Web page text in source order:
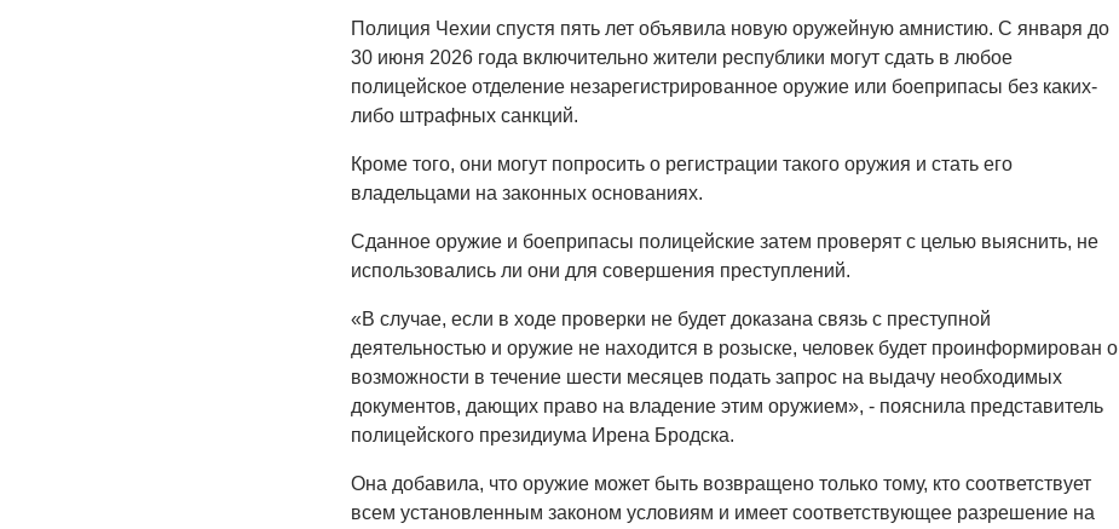
Полиция Чехии спустя пять лет объявила новую оружейную амнистию. С января до
30 июня 2026 года включительно жители республики могут сдать в любое
полицейское отделение незарегистрированное оружие или боеприпасы без каких-
либо штрафных санкций.
Кроме того, они могут попросить о регистрации такого оружия и стать его
владельцами на законных основаниях.
Сданное оружие и боеприпасы полицейские затем проверят с целью выяснить, не
использовались ли они для совершения преступлений.
«В случае, если в ходе проверки не будет доказана связь с преступной
деятельностью и оружие не находится в розыске, человек будет проинформирован о
возможности в течение шести месяцев подать запрос на выдачу необходимых
документов, дающих право на владение этим оружием», - пояснила представитель
полицейского президиума Ирена Бродска.
Она добавила, что оружие может быть возвращено только тому, кто соответствует
всем установленным законом условиям и имеет соответствующее разрешение на